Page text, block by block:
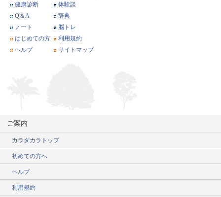
健康診断
体験談
Q＆A
辞典
ノート
脳トレ
はじめての方
利用規約
ヘルプ
サイトマップ
ご案内
カラダカラトップ
初めての方へ
ヘルプ
利用規約